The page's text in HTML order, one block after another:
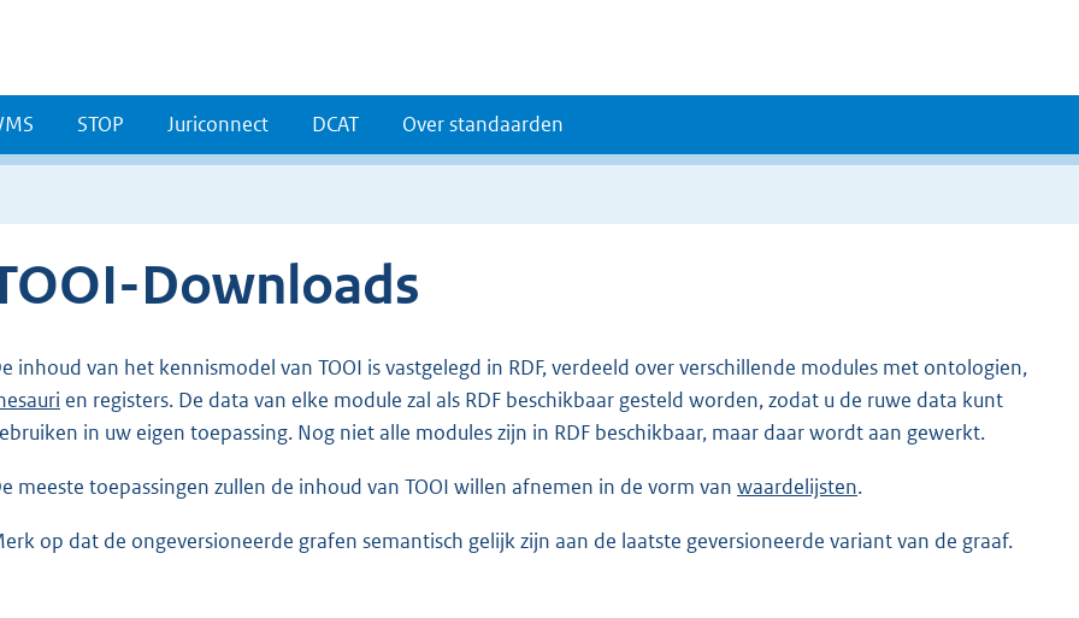
STOP Juriconnect DCAT Over standaarden
Downloads
inhoud van het kennismodel van TOOI is vastgelegd in RDF, verdeeld over verschillende modules met ontologien,
en registers. De data van elke module zal als RDF beschikbaar gesteld worden, zodat u de ruwe data kunt
in uw eigen toepassing. Nog niet alle modules zijn in RDF beschikbaar, maar daar wordt aan gewerkt.
meeste toepassingen zullen de inhoud van TOOI willen afnemen in de vorm van waardelijsten.
op dat de ongeversioneerde grafen semantisch gelijk zijn aan de laatste geversioneerde variant van de graaf.